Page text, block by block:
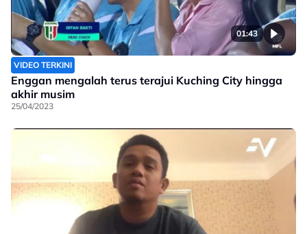
01:43
VIDEO TERKINI
Enggan mengalah terus terajui Kuching City hingga
akhir musim
25/04/2023